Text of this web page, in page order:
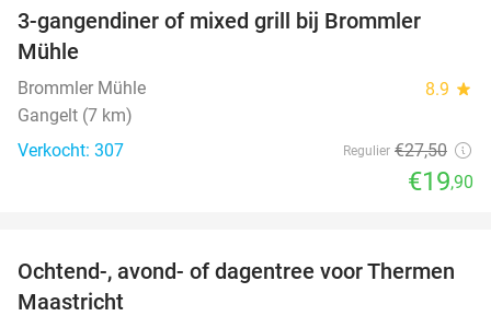
3-gangendiner of mixed grill bij Brommler
Mühle
Brommler Mühle 8.9 star
Gangelt (7 km)
Verkocht: 307
Regulier €27,50
€19,90
25%
Ochtend-, avond- of dagentree voor Thermen
Maastricht